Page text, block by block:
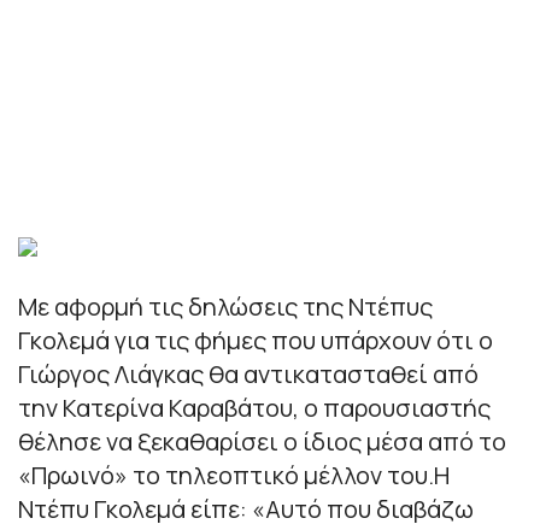
Με αφορμή τις δηλώσεις της Ντέπυς
Γκολεμά για τις φήμες που υπάρχουν ότι ο
Γιώργος Λιάγκας θα αντικατασταθεί από
την Κατερίνα Καραβάτου, ο παρουσιαστής
θέλησε να ξεκαθαρίσει ο ίδιος μέσα από το
«Πρωινό» το τηλεοπτικό μέλλον του.Η
Ντέπυ Γκολεμά είπε: «Αυτό που διαβάζω